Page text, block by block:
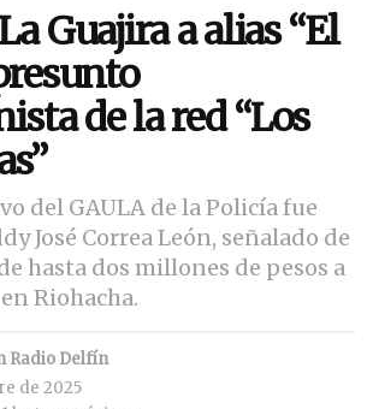
Guajira a alias “El
de la red “Los
del GAULA de la Policía fue
José Correa León, señalado de
hasta dos millones de pesos a
Riohacha.
Radio Delfín
de 2025